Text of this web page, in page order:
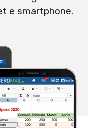
e smartphone.